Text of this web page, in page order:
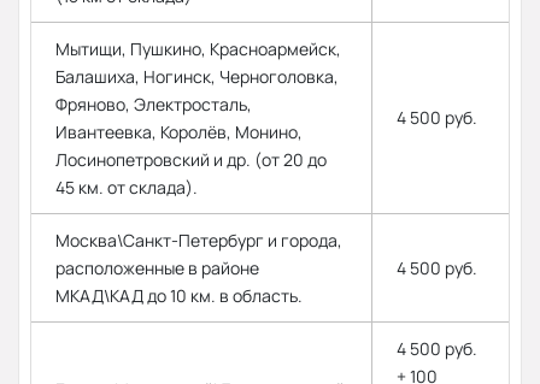
Мытищи, Пушкино, Красноармейск,
Балашиха, Ногинск, Черноголовка,
Фряново, Электросталь,
Ивантеевка, Королёв, Монино,
Лосинопетровский и др. (от 20 до
45 км. от склада).
4 500 руб.
Москва\Санкт-Петербург и города,
расположенные в районе
МКАД\КАД до 10 км. в область.
4 500 руб.
4 500 руб.
+ 100